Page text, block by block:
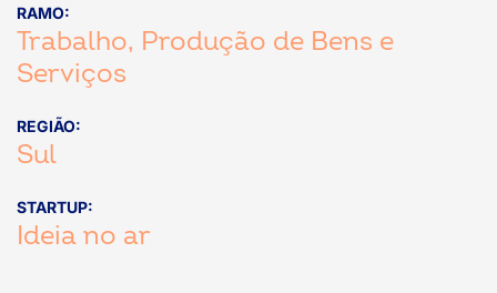
RAMO:
Trabalho, Produção de Bens e
Serviços
REGIÃO:
Sul
STARTUP:
Ideia no ar